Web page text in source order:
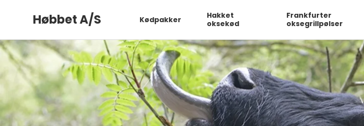
Høbbet A/S Kødpakker
Hakket
oksekød
Frankfurter
oksegrillpølser